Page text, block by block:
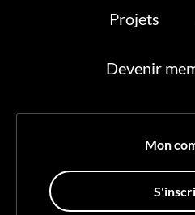
Mon
Projets
Devenir